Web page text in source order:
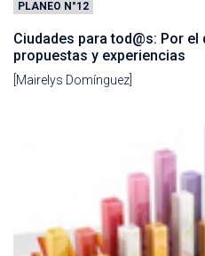
PLANEO N°12
Ciudades para tod@s: Por
propuestas y experiencias
[Mairelys Domínguez]